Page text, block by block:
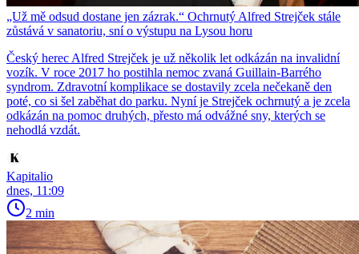
„Už mě odsud dostane jen zázrak.“ Ochrnutý Alfred Strejček stále
zůstává v sanatoriu, sní o výstupu na Lysou horu
Český herec Alfred Strejček je už několik let odkázán na invalidní
vozík. V roce 2017 ho postihla nemoc zvaná Guillain-Barrého
syndrom. Zdravotní komplikace se dostavily zcela nečekaně den
poté, co si šel zaběhat do parku. Nyní je Strejček ochrnutý a je zcela
odkázán na pomoc druhých, přesto má odvážné sny, kterých se
nehodlá vzdát.
Kapitalio
dnes, 11:09
2 min